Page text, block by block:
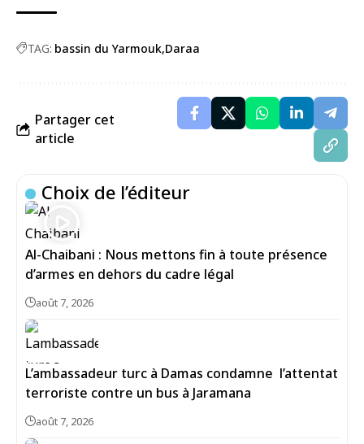
TAG: bassin du Yarmouk Daraa
Partager cet
article
Choix de l’éditeur
Al-Chaibani : Nous mettons fin à toute présence
d’armes en dehors du cadre légal
août 7, 2026
L’ambassadeur turc à Damas condamne l’attentat
terroriste contre un bus à Jaramana
août 7, 2026